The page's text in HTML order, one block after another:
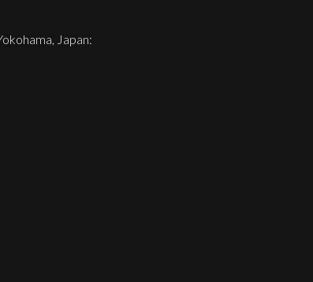
Japan: